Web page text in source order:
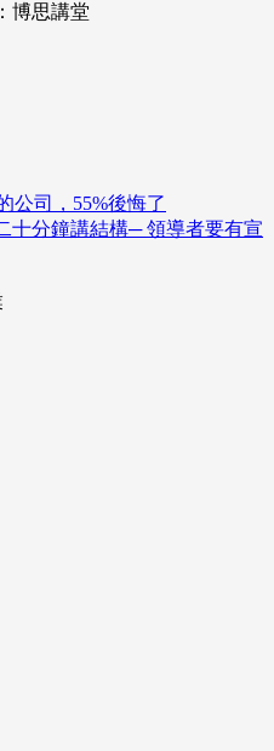
博思講堂
公司，55%後悔了
十分鐘講結構─ 領導者要有宣